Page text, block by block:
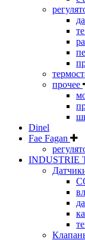
прочее
Dinel
Fae Fagan
INDUSTRIE